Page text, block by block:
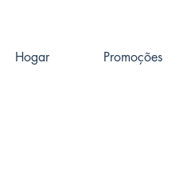
Hogar Promoções